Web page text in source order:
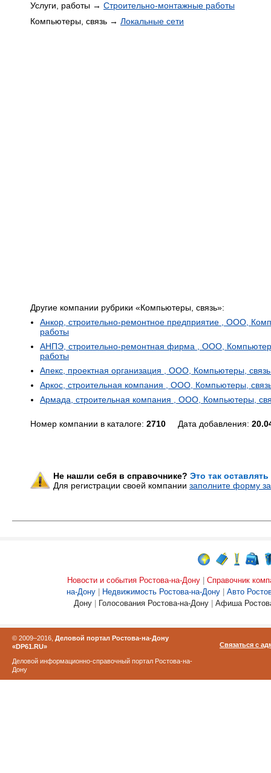
Услуги, работы → Строительно-монтажные работы
Компьютеры, связь → Локальные сети
Другие компании рубрики «Компьютеры, связь»:
Анкор, строительно-ремонтное предприятие , ООО,
работы
АНПЭ, строительно-ремонтная фирма , ООО,
работы
Апекс, проектная организация , ООО, Компьютеры,
Аркос, строительная компания , ООО, Компьютеры,
Армада, строительная компания , ООО, Компьютеры,
Номер компании в каталоге: 2710 Дата добавления:
Не нашли себя в справочнике? Это так
Для регистрации своей компании заполните форму
Новости и события Ростова-на-Дону
Справочник
на-Дону
Недвижимость Ростова-на-Дону
Авто
Дону
Голосования Ростова-на-Дону Афиша
© 2009–2016, Деловой портал Ростова-на-Дону
«DP61.RU»
Деловой информационно-справочный портал Ростова-на-
Дону
Связаться с